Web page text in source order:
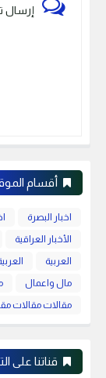
إرسال
أقسام
اخبار البصرة
الأخبار العراقية
العربية
مال واعمال
مقالات مقالات
قناتنا على